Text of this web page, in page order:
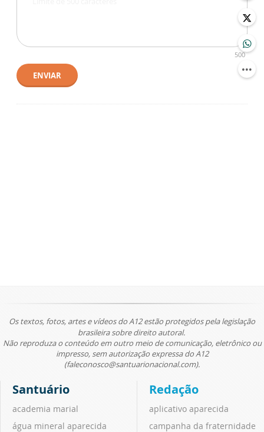
500
ENVIAR
Os textos, fotos, artes e vídeos do A12 estão protegidos pela legislação
brasileira sobre direito autoral.
Não reproduza o conteúdo em outro meio de comunicação, eletrônico ou
impresso, sem autorização expressa do A12
(faleconosco@santuarionacional.com).
Santuário
academia marial
água mineral aparecida
Redação
aplicativo aparecida
campanha da fraternidade